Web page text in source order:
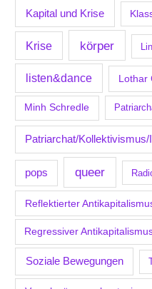
Kapital und Krise
Krise körper
listen&dance Lothar
Minh Schredle
Patriarchat/Kollektivismus/
pops queer
Reflektierter
Regressiver
Soziale Bewegungen